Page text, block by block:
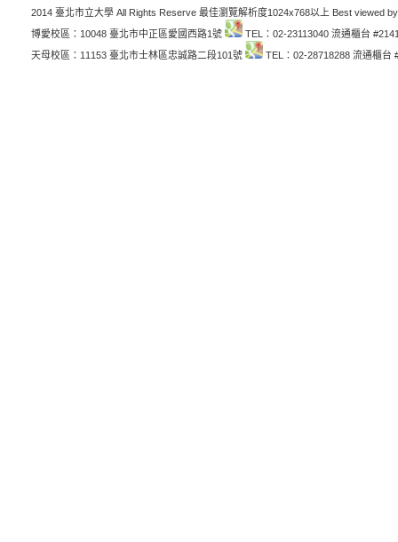
2014 臺北市立大學 All Rights Reserve 最佳瀏覽解析度1024x768以上 Best viewed
博愛校區：10048 臺北市中正區愛國西路1號
TEL：02-23113040 流通櫃台
天母校區：11153 臺北市士林區忠誠路二段101號
TEL：02-28718288 流通櫃台